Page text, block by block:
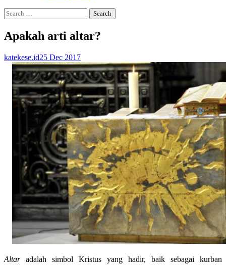
Search
for:
Apakah arti altar?
katekese.id25 Dec 2017
Altaradalah simbol Kristus yang hadir, baik sebagai kurban